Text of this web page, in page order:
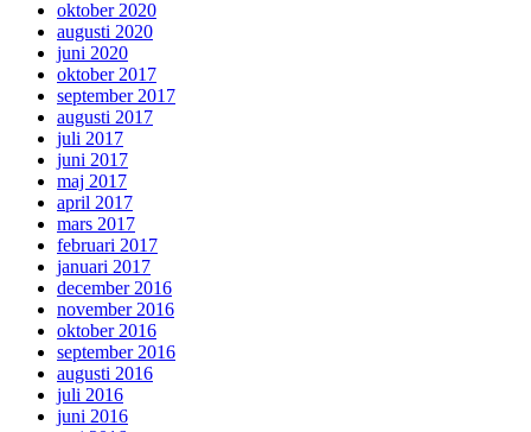
oktober 2020
augusti 2020
juni 2020
oktober 2017
september 2017
augusti 2017
juli 2017
juni 2017
maj 2017
april 2017
mars 2017
februari 2017
januari 2017
december 2016
november 2016
oktober 2016
september 2016
augusti 2016
juli 2016
juni 2016